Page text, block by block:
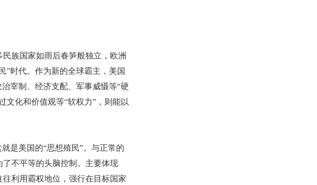
族国家如雨后春笋般独立，欧洲
”时代。作为新的全球霸主，美国
宰制、经济支配、军事威慑等“硬
文化和价值观等“软权力”，则能以
是美国的“思想殖民”。与正常的
不平等的头脑控制。主要体现
利用霸权地位，强行在目标国家